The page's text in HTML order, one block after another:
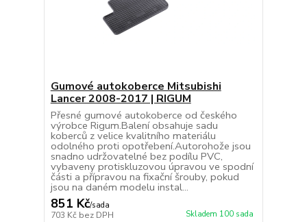
Gumové autokoberce Mitsubishi
Lancer 2008-2017 | RIGUM
Přesné gumové autokoberce od českého
výrobce Rigum.Balení obsahuje sadu
koberců z velice kvalitního materiálu
odolného proti opotřebení.Autorohože jsou
snadno udržovatelné bez podílu PVC,
vybaveny protiskluzovou úpravou ve spodní
části a přípravou na fixační šrouby, pokud
jsou na daném modelu instal...
851 Kč/sada
703 Kč bez DPH Skladem 100 sada